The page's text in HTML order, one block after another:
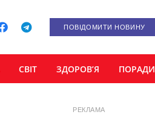
ПОВІДОМИТИ НОВИНУ
СВІТ ЗДОРОВ’Я ПОРАДИ
РЕКЛАМА